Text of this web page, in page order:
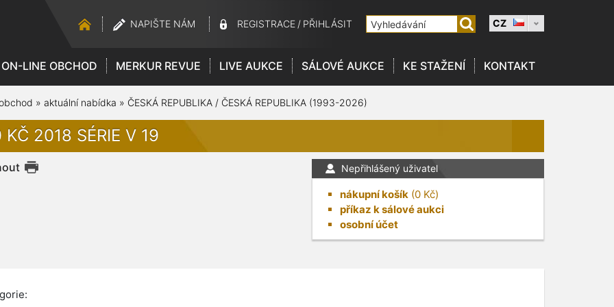
NAPIŠTE NÁM REGISTRACE / PŘIHLÁSIT CZ
ON-LINE OBCHOD MERKUR REVUE LIVE AUKCE SÁLOVÉ AUKCE KE STAŽENÍ KONTAKT
» aktuální nabídka » ČESKÁ REPUBLIKA / ČESKÁ REPUBLIKA (1993-2026)
KČ 2018 SÉRIE V 19
Nepřihlášený uživatel
nákupní košík (0 Kč)
příkaz k sálové aukci
osobní účet